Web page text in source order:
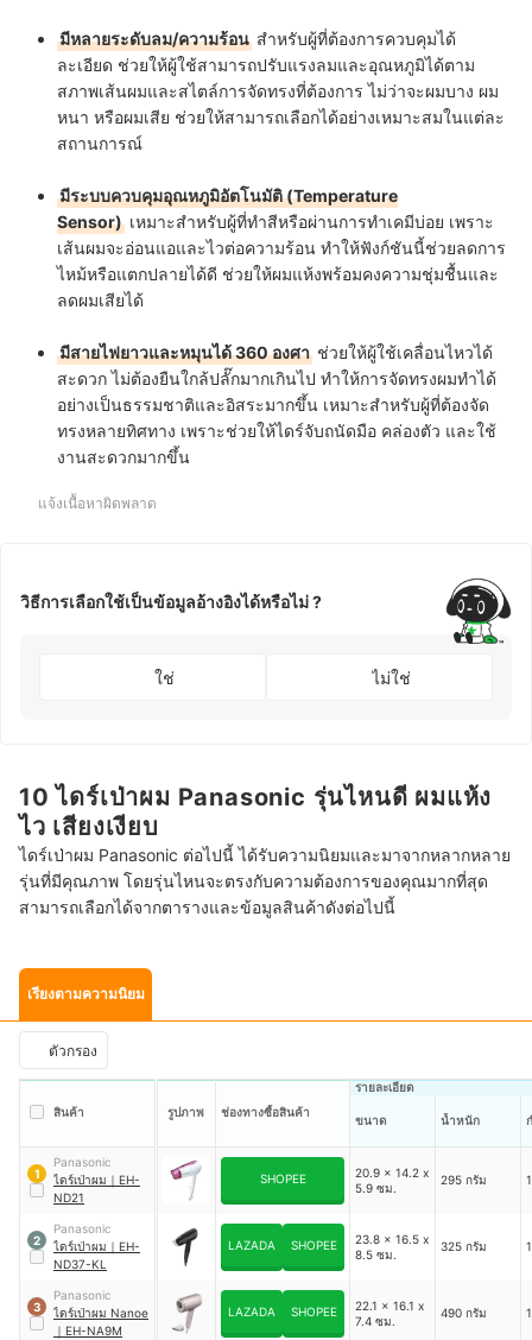
มีหลายระดับลม/ความร้อน สำหรับผู้ที่ต้องการควบคุมได้
ละเอียด ช่วยให้ผู้ใช้สามารถปรับแรงลมและอุณหภูมิได้ตาม
สภาพเส้นผมและสไตล์การจัดทรงที่ต้องการ ไม่ว่าจะผมบาง ผม
หนา หรือผมเสีย ช่วยให้สามารถเลือกได้อย่างเหมาะสมในแต่ละ
สถานการณ์
มีระบบควบคุมอุณหภูมิอัตโนมัติ (Temperature
Sensor) เหมาะสำหรับผู้ที่ทำสีหรือผ่านการทำเคมีบ่อย เพราะ
เส้นผมจะอ่อนแอและไวต่อความร้อน ทำให้ฟังก์ชันนี้ช่วยลดการ
ไหม้หรือแตกปลายได้ดี ช่วยให้ผมแห้งพร้อมคงความชุ่มชื้นและ
ลดผมเสียได้
มีสายไฟยาวและหมุนได้ 360 องศา ช่วยให้ผู้ใช้เคลื่อนไหวได้
สะดวก ไม่ต้องยืนใกล้ปลั๊กมากเกินไป ทำให้การจัดทรงผมทำได้
อย่างเป็นธรรมชาติและอิสระมากขึ้น เหมาะสำหรับผู้ที่ต้องจัด
ทรงหลายทิศทาง เพราะช่วยให้ไดร์จับถนัดมือ คล่องตัว และใช้
งานสะดวกมากขึ้น
แจ้งเนื้อหาผิดพลาด
วิธีการเลือกใช้เป็นข้อมูลอ้างอิงได้หรือไม่ ?
ใช่ ไม่ใช่
10 ไดร์เป่าผม Panasonic รุ่นไหนดี ผมแห้ง
ไว เสียงเงียบ
ไดร์เป่าผม Panasonic ต่อไปนี้ ได้รับความนิยมและมาจากหลากหลาย
รุ่นที่มีคุณภาพ โดยรุ่นไหนจะตรงกับความต้องการของคุณมากที่สุด
สามารถเลือกได้จากตารางและข้อมูลสินค้าดังต่อไปนี้
เรียงตามความนิยม
ตัวกรอง
สินค้า รูปภาพ ช่องทางซื้อสินค้า
รายละเอียด
ขนาด น้ำหนัก
1
Panasonic
ไดร์เป่าผม ｜ EH-
ND21
SHOPEE
20.9 x 14.2 x
5.9 ซม.
295 กรัม
2
Panasonic
ไดร์เป่าผม ｜ EH-
ND37-KL
LAZADA SHOPEE
23.8 x 16.5 x
8.5 ซม.
325 กรัม
3
Panasonic
ไดร์เป่าผม Nanoe
｜ EH-NA9M
LAZADA SHOPEE
22.1 x 16.1 x
7.4 ซม.
490 กรัม